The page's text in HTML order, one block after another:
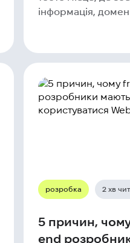
інформація,
розробка 2 хв
5 причин,
end